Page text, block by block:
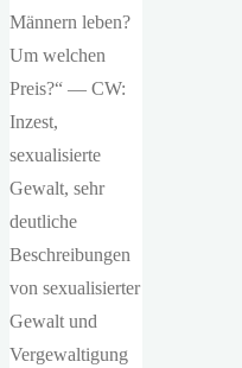
Männern leben?
Um welchen
Preis?“ — CW:
Inzest,
sexualisierte
Gewalt, sehr
deutliche
Beschreibungen
von sexualisierter
Gewalt und
Vergewaltigung